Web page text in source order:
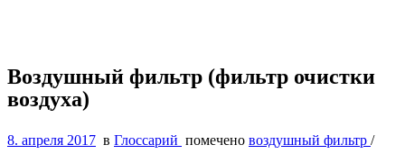
Воздушный фильтр (фильтр очистки
воздуха)
8. апреля 2017 в Глоссарий помечено воздушный фильтр /